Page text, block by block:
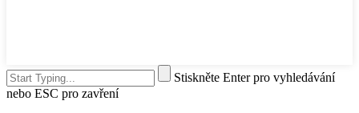
Stiskněte Enter pro vyhledávání
nebo ESC pro zavření